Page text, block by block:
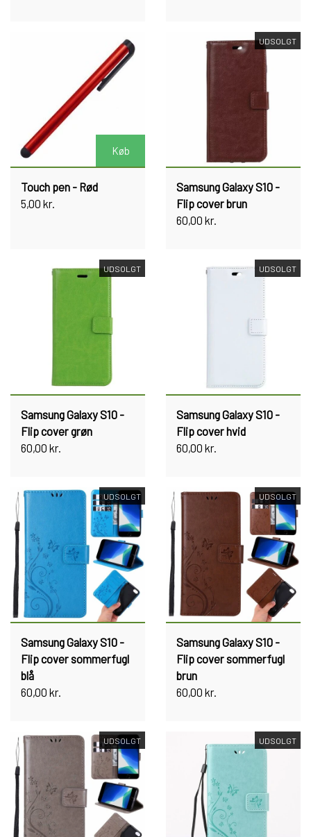
Køb
Touch pen - Rød
5,00 kr.
UDSOLGT
Samsung Galaxy S10 -
Flip cover brun
60,00 kr.
UDSOLGT
Samsung Galaxy S10 -
Flip cover grøn
60,00 kr.
UDSOLGT
Samsung Galaxy S10 -
Flip cover hvid
60,00 kr.
UDSOLGT
Samsung Galaxy S10 -
Flip cover sommerfugl
blå
60,00 kr.
UDSOLGT
Samsung Galaxy S10 -
Flip cover sommerfugl
brun
60,00 kr.
UDSOLGT UDSOLGT